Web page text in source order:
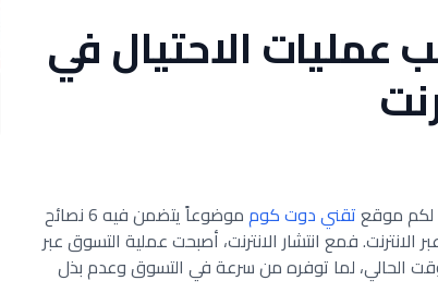
عمليات الاحتيال في
لكم موقعتقني دوت كوم
موضوعاً يتضمن فيه 6 نصائح
فمع انتشار الانترنت، أصبحت عملية التسوق عبر
الحالي، لما توفره من سرعة في التسوق وعدم بذل